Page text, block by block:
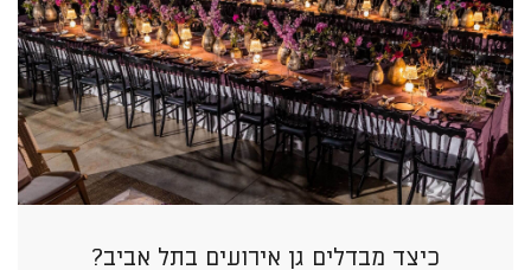
כיצד מבדלים גן אירועים בתל אביב?